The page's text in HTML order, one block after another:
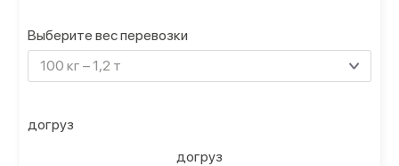
Выберите вес перевозки
100 кг – 1,2 т
догруз
догруз